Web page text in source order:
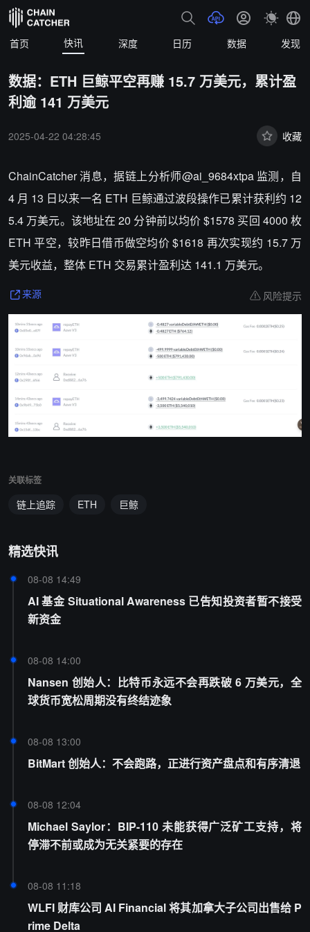
首页 快讯 深度 日历 数据 发现
数据：ETH 巨鲸平空再赚 15.7 万美元，累计盈
利逾 141 万美元
2025-04-22 04:28:45 收藏
ChainCatcher 消息，据链上分析师@ai_9684xtpa 监测，自
4 月 13 日以来一名 ETH 巨鲸通过波段操作已累计获利约 12
5.4 万美元。该地址在 20 分钟前以均价 $1578 买回 4000 枚
ETH 平空，较昨日借币做空均价 $1618 再次实现约 15.7 万
美元收益，整体 ETH 交易累计盈利达 141.1 万美元。
来源 风险提示
关联标签
链上追踪 ETH 巨鲸
精选快讯
08-08 14:49
AI 基金 Situational Awareness 已告知投资者暂不接受
新资金
08-08 14:00
Nansen 创始人：比特币永远不会再跌破 6 万美元，全
球货币宽松周期没有终结迹象
08-08 13:00
BitMart 创始人：不会跑路，正进行资产盘点和有序清退
08-08 12:04
Michael Saylor：BIP-110 未能获得广泛矿工支持，将
停滞不前或成为无关紧要的存在
08-08 11:18
WLFI 财库公司 AI Financial 将其加拿大子公司出售给 P
rime Delta